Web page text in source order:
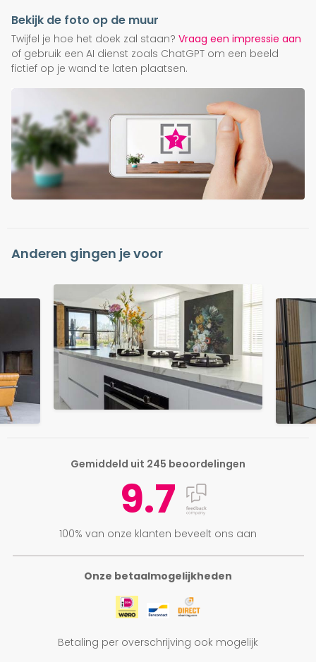
Bekijk de foto op de muur
Twijfel je hoe het doek zal staan? Vraag een impressie aan
of gebruik een AI dienst zoals ChatGPT om een beeld
fictief op je wand te laten plaatsen.
Anderen gingen je voor
Onze betaalmogelijkheden
Betaling per overschrijving ook mogelijk
Gemiddeld uit 245 beoordelingen
9.7
100% van onze klanten beveelt ons aan